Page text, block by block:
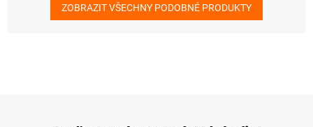
ZOBRAZIT VŠECHNY PODOBNÉ PRODUKTY